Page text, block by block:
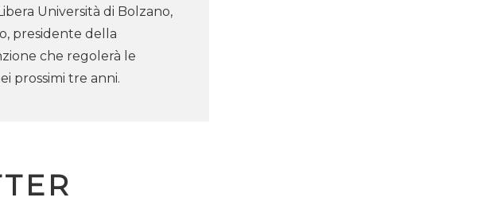
Università di Bolzano,
presidente della
che regolerà le
prossimi tre anni.